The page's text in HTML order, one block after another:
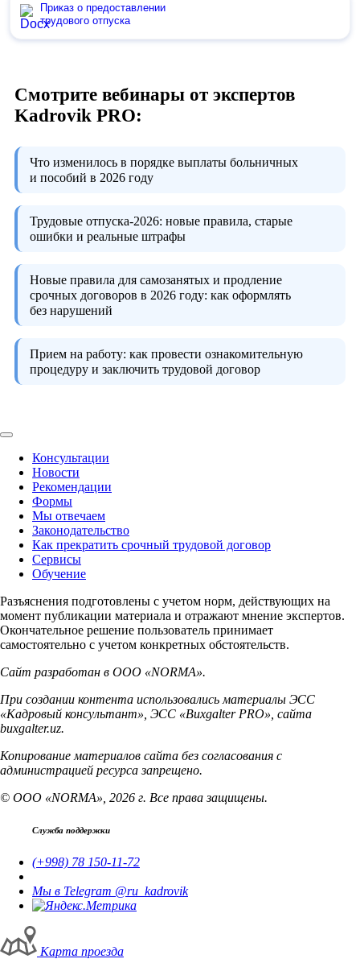
Приказ о предоставлении
трудового отпуска
Смотрите вебинары от экспертов
Kadrovik PRO:
Что изменилось в порядке выплаты больничных
и пособий в 2026 году
Трудовые отпуска-2026: новые правила, старые
ошибки и реальные штрафы
Новые правила для самозанятых и продление
срочных договоров в 2026 году: как оформлять
без нарушений
Прием на работу: как провести ознакомительную
процедуру и заключить трудовой договор
Консультации
Новости
Рекомендации
Формы
Мы отвечаем
Законодательство
Как прекратить срочный трудовой договор
Сервисы
Обучение
Разъяснения подготовлены с учетом норм, действующих на
момент публикации материала и отражают мнение экспертов.
Окончательное решение пользователь принимает
самостоятельно с учетом конкретных обстоятельств.
Сайт разработан в ООО «NORMA».
При создании контента использовались материалы ЭСС
«Кадровый консультант», ЭСС «Buxgalter PRO», сайта
buxgalter.uz.
Копирование материалов сайта без согласования с
администрацией ресурса запрещено.
© ООО «NORMA», 2026 г. Все права защищены.
Служба поддержки
(+998) 78 150-11-72
Мы в Telegram @ru_kadrovik
Карта проезда